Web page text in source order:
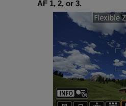
AF 1, 2, or 3.